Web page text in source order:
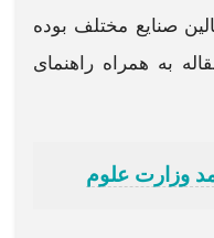
صنایع مختلف بوده
به همراه راهنمای
وزارت علوم